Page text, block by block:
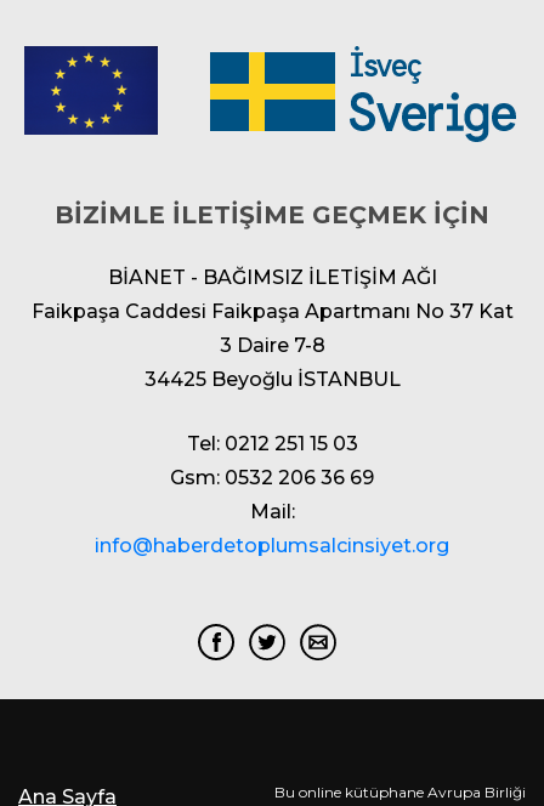
BİZİMLE İLETİŞİME GEÇMEK İÇİN
BİANET - BAĞIMSIZ İLETİŞİM AĞI
Faikpaşa Caddesi Faikpaşa Apartmanı No 37 Kat
3 Daire 7-8
34425 Beyoğlu İSTANBUL
Tel: 0212 251 15 03
Gsm: 0532 206 36 69
Mail:
info@haberdetoplumsalcinsiyet.org
Ana Sayfa Bu online kütüphane Avrupa Birliği